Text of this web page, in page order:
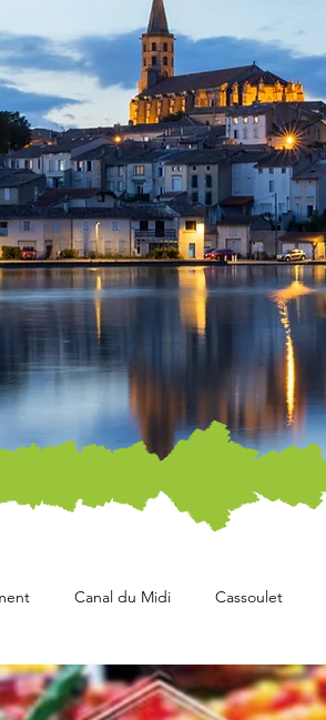
Canal du Midi Cassoulet